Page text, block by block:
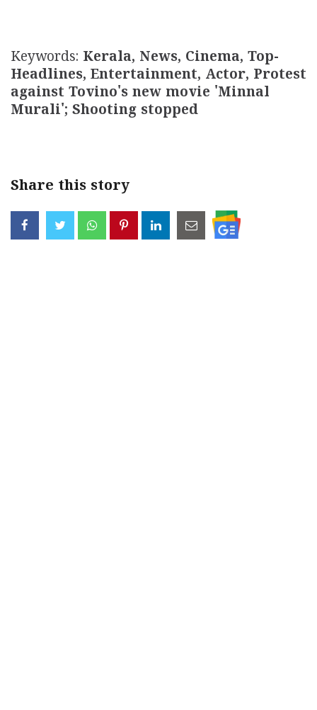
Keywords: Kerala, News, Cinema, Top-
Headlines, Entertainment, Actor, Protest
against Tovino's new movie 'Minnal
Murali'; Shooting stopped
Share this story